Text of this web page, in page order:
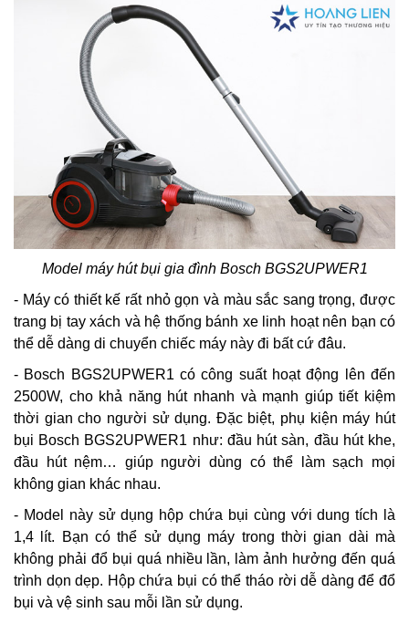
Model máy hút bụi gia đình Bosch BGS2UPWER1
- Máy có thiết kế rất nhỏ gọn và màu sắc sang trọng, được
trang bị tay xách và hệ thống bánh xe linh hoạt nên bạn có
thể dễ dàng di chuyển chiếc máy này đi bất cứ đâu.
- Bosch BGS2UPWER1 có công suất hoạt động lên đến
2500W, cho khả năng hút nhanh và mạnh giúp tiết kiệm
thời gian cho người sử dụng. Đặc biệt, phụ kiện máy hút
bụi Bosch BGS2UPWER1 như: đầu hút sàn, đầu hút khe,
đầu hút nệm… giúp người dùng có thể làm sạch mọi
không gian khác nhau.
- Model này sử dụng hộp chứa bụi cùng với dung tích là
1,4 lít. Bạn có thể sử dụng máy trong thời gian dài mà
không phải đổ bụi quá nhiều lần, làm ảnh hưởng đến quá
trình dọn dẹp. Hộp chứa bụi có thể tháo rời dễ dàng để đổ
bụi và vệ sinh sau mỗi lần sử dụng.